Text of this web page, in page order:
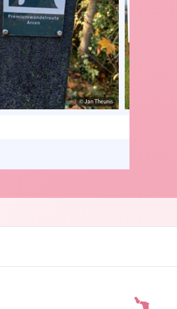
© Jan Theunis